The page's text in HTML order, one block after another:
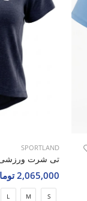
SPORTLAND
2,065,000 تومان
S
M
L